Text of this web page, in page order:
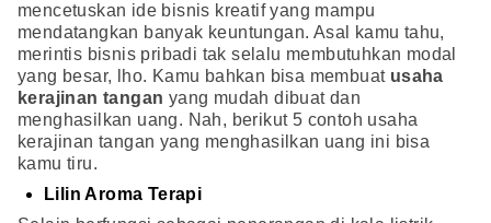
mencetuskan ide bisnis kreatif yang mampu
mendatangkan banyak keuntungan. Asal kamu tahu,
merintis bisnis pribadi tak selalu membutuhkan modal
yang besar, lho. Kamu bahkan bisa membuat usaha
kerajinan tangan yang mudah dibuat dan
menghasilkan uang. Nah, berikut 5 contoh usaha
kerajinan tangan yang menghasilkan uang ini bisa
kamu tiru.
Lilin Aroma Terapi